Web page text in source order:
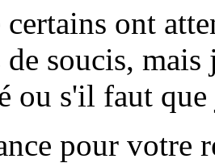
certains ont
de soucis,
ou s'il faut
pour votre